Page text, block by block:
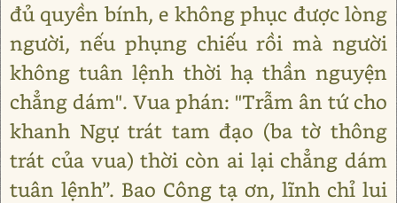
đủ quyền bính, e không phục được lòng
người, nếu phụng chiếu rồi mà người
không tuân lệnh thời hạ thần nguyện
chẳng dám". Vua phán: "Trẫm ân tứ cho
khanh Ngự trát tam đạo (ba tờ thông
trát của vua) thời còn ai lại chẳng dám
tuân lệnh”. Bao Công tạ ơn, lĩnh chỉ lui